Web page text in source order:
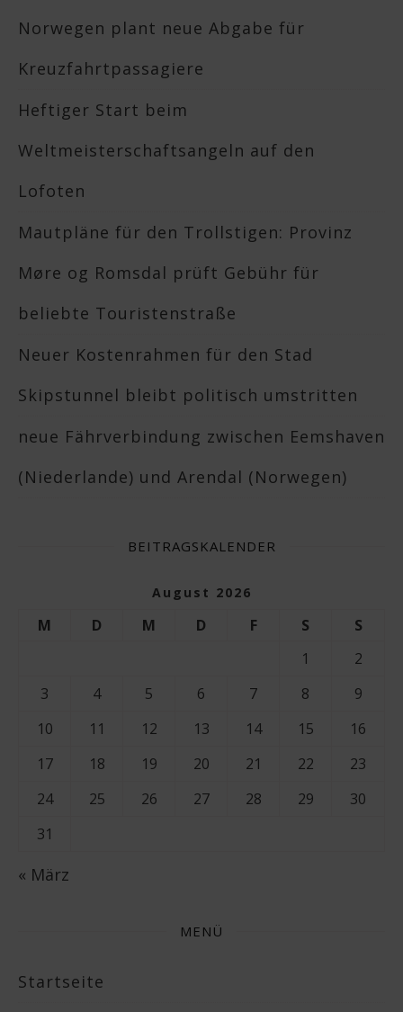
Norwegen plant neue Abgabe für
Kreuzfahrtpassagiere
Heftiger Start beim
Weltmeisterschaftsangeln auf den
Lofoten
Mautpläne für den Trollstigen: Provinz
Møre og Romsdal prüft Gebühr für
beliebte Touristenstraße
Neuer Kostenrahmen für den Stad
Skipstunnel bleibt politisch umstritten
neue Fährverbindung zwischen Eemshaven
(Niederlande) und Arendal (Norwegen)
BEITRAGSKALENDER
August 2026
M D M D F S
S
1
2
3
4 5 6 7 8
9
10
11 12 13 14 15
16
17
18 19 20 21 22
23
24
25 26 27 28 29
30
31
« März
MENÜ
Startseite